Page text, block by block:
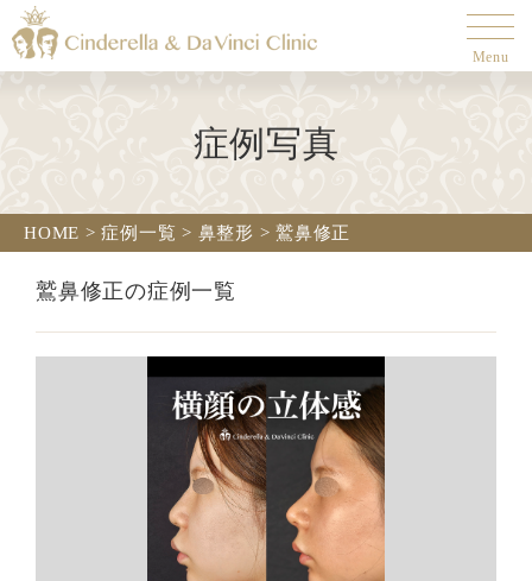
Menu
症例写真
HOME >症例一覧 > 鼻整形 > 鷲鼻修正
鷲鼻修正の症例一覧